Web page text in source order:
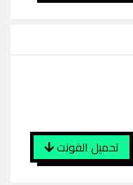
تحميل الفونت